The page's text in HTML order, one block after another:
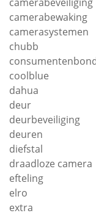
camerabewaking
camerasystemen
chubb
coolblue
dahua
deur
deurbeveiliging
deuren
diefstal
draadloze camera
efteling
elro
extra